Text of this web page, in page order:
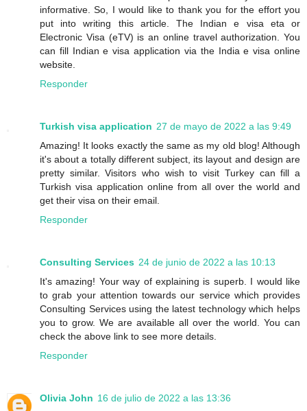
informative. So, I would like to thank you for the effort you
put into writing this article. The Indian e visa eta or
Electronic Visa (eTV) is an online travel authorization. You
can fill Indian e visa application via the India e visa online
website.
Responder
Turkish visa application 27 de mayo de 2022 a las 9:49
Amazing! It looks exactly the same as my old blog! Although
it's about a totally different subject, its layout and design are
pretty similar. Visitors who wish to visit Turkey can fill a
Turkish visa application online from all over the world and
get their visa on their email.
Responder
Consulting Services 24 de junio de 2022 a las 10:13
It's amazing! Your way of explaining is superb. I would like
to grab your attention towards our service which provides
Consulting Services using the latest technology which helps
you to grow. We are available all over the world. You can
check the above link to see more details.
Responder
Olivia John 16 de julio de 2022 a las 13:36